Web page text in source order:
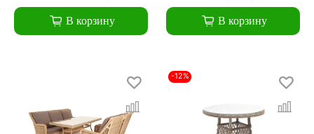
В корзину В корзину
-12%